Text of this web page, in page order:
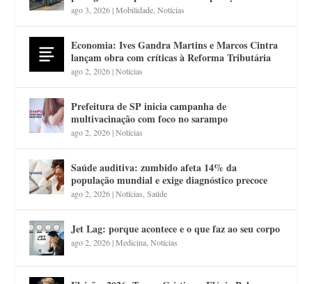
ago 3, 2026|Mobilidade ,Notícias
Economia: Ives Gandra Martins e Marcos Cintra
lançam obra com críticas à Reforma Tributária
ago 2, 2026|Notícias
Prefeitura de SP inicia campanha de
multivacinação com foco no sarampo
ago 2, 2026|Notícias
Saúde auditiva: zumbido afeta 14% da
população mundial e exige diagnóstico precoce
ago 2, 2026|Notícias ,Saúde
Jet Lag: porque acontece e o que faz ao seu corpo
ago 2, 2026|Medicina ,Notícias